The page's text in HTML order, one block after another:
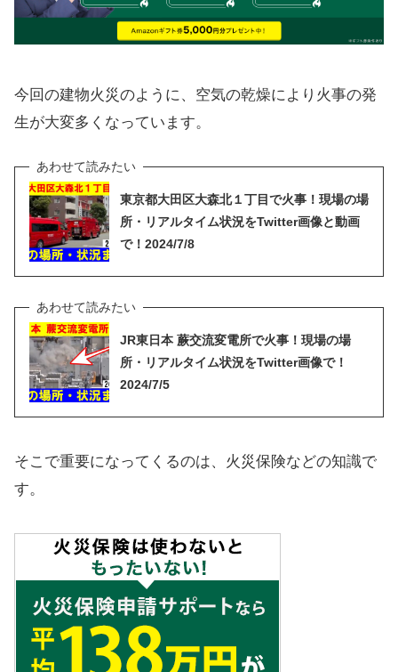
今回の建物火災のように、空気の乾燥により火事の発
生が大変多くなっています。
東京都大田区大森北１丁目で火事！現場の場
所・リアルタイム状況をTwitter画像と動画
で！2024/7/8
JR東日本 蕨交流変電所で火事！現場の場
所・リアルタイム状況をTwitter画像で！
2024/7/5
そこで重要になってくるのは、火災保険などの知識で
す。